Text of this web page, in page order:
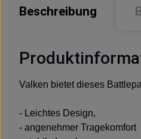
Beschreibung
Valken bietet dieses
- Leichtes Design,
- angenehmer Tragekomfort